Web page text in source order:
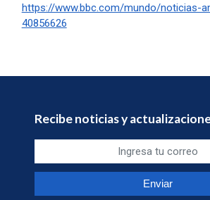
https://www.bbc.com/mundo/noticias-
40856626
Recibe noticias y